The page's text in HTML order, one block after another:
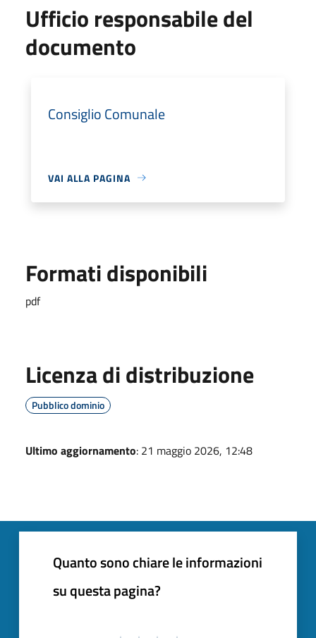
Ufficio responsabile del
documento
Consiglio Comunale
VAI ALLA PAGINA
Formati disponibili
pdf
Licenza di distribuzione
Pubblico dominio
Ultimo aggiornamento: 21 maggio 2026, 12:48
Quanto sono chiare le informazioni
su questa pagina?